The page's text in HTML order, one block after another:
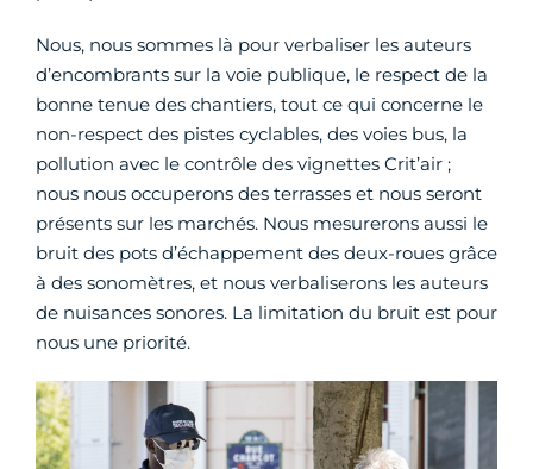
Nous, nous sommes là pour verbaliser les auteurs
d’encombrants sur la voie publique, le respect de la
bonne tenue des chantiers, tout ce qui concerne le
non-respect des pistes cyclables, des voies bus, la
pollution avec le contrôle des vignettes Crit’air ;
nous nous occuperons des terrasses et nous seront
présents sur les marchés. Nous mesurerons aussi le
bruit des pots d’échappement des deux-roues grâce
à des sonomètres, et nous verbaliserons les auteurs
de nuisances sonores. La limitation du bruit est pour
nous une priorité.